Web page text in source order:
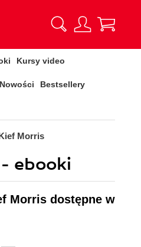
Kursy video
Nowości Bestsellery
Morris
ebooki
Morris dostępne w